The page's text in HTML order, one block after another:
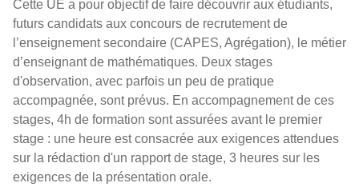
Cette UE a pour objectif de faire découvrir aux étudiants,
futurs candidats aux concours de recrutement de
l’enseignement secondaire (CAPES, Agrégation), le métier
d’enseignant de mathématiques. Deux stages
d'observation, avec parfois un peu de pratique
accompagnée, sont prévus. En accompagnement de ces
stages, 4h de formation sont assurées avant le premier
stage : une heure est consacrée aux exigences attendues
sur la rédaction d'un rapport de stage, 3 heures sur les
exigences de la présentation orale.